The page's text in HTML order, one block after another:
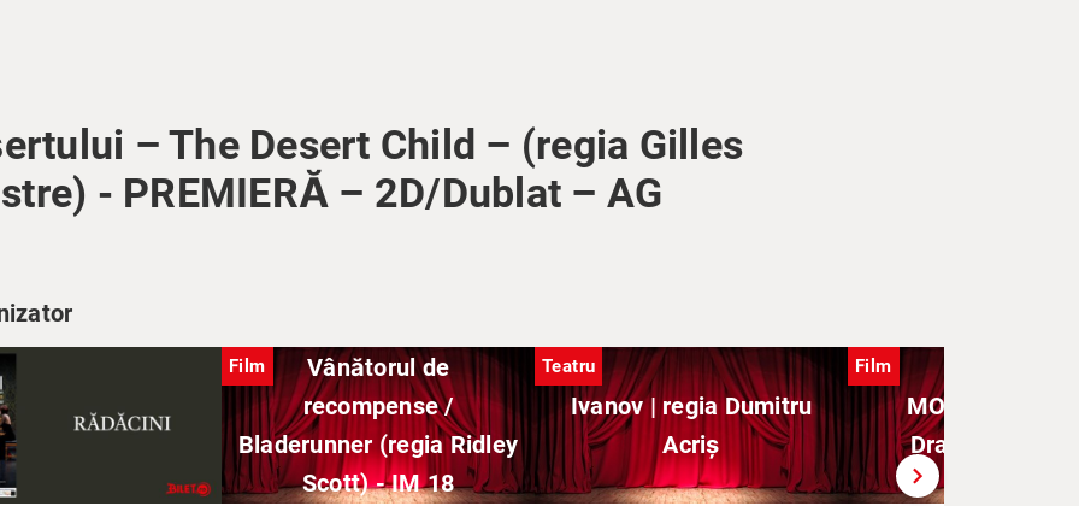
– The Desert Child – (regia Gilles
- PREMIERĂ – 2D/Dublat – AG
Film
Vânătorul de
recompense /
Bladerunner (regia Ridley
Scott) - IM 18
Teatru
Ivanov | regia Dumitru
Acriș
Film
MO – (regia
Dragomir) – N
chevron_right